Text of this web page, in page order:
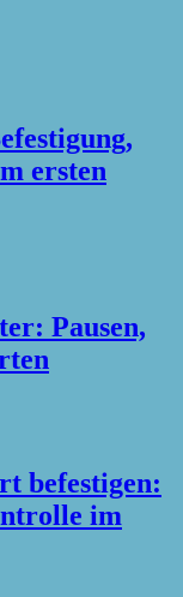
ersten
Pausen,
befestigen:
im